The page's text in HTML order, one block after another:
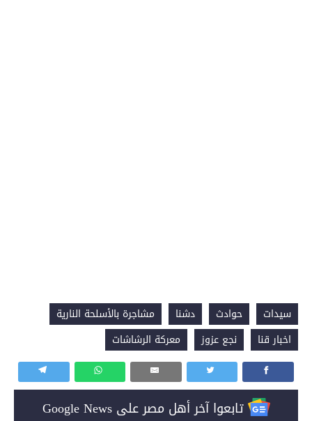
سيدات حوادث دشنا
مشاجرة بالأسلحة النارية
اخبار قنا
نجع عزوز معركة الرشاشات
تابعوا آخر أهل مصر على Google News